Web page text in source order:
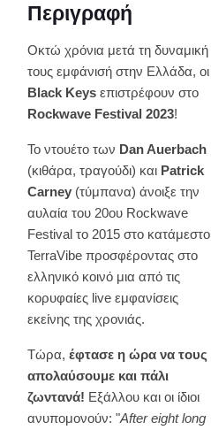
Περιγραφή
Οκτώ χρόνια μετά τη δυναμική
τους εμφάνισή στην Ελλάδα, οι
Black Keys επιστρέφουν στο
Rockwave Festival 2023!
Το ντουέτο των Dan Auerbach
(κιθάρα, τραγούδι) και Patrick
Carney (τύμπανα) άνοιξε την
αυλαία του 20ου Rockwave
Festival το 2015 στο κατάμεστο
TerraVibe προσφέροντας στο
ελληνικό κοινό μια από τις
κορυφαίες live εμφανίσεις
εκείνης της χρονιάς.
Τώρα, έφτασε η ώρα να τους
απολαύσουμε και πάλι
ζωντανά! Εξάλλου και οι ίδιοι
ανυπομονούν: "After eight long